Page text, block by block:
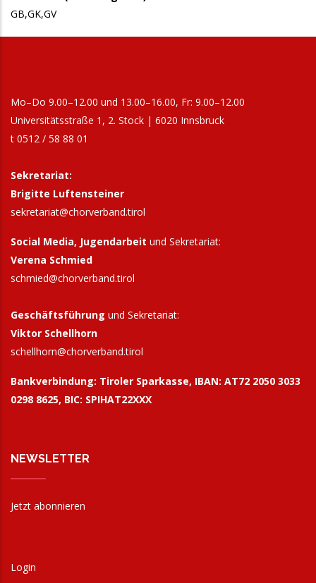
GB,GK,GV
Mo–Do 9.00–12.00 und 13.00–16.00, Fr: 9.00–12.00
Universitätsstraße 1, 2. Stock | 6020 Innsbruck
t 0512 / 58 88 01
Sekretariat:
Brigitte Luftensteiner
sekretariat@chorverband.tirol
Social Media, Jugendarbeit und Sekretariat:
Verena Schmied
schmied@chorverband.tirol
Geschäftsführung und Sekretariat:
Viktor Schellhorn
schellhorn@chorverband.tirol
Bankverbindung: Tiroler Sparkasse, IBAN: AT72 2050 3033
0298 8625, BIC: SPIHAT22XXX
NEWSLETTER
Jetzt abonnieren
Login